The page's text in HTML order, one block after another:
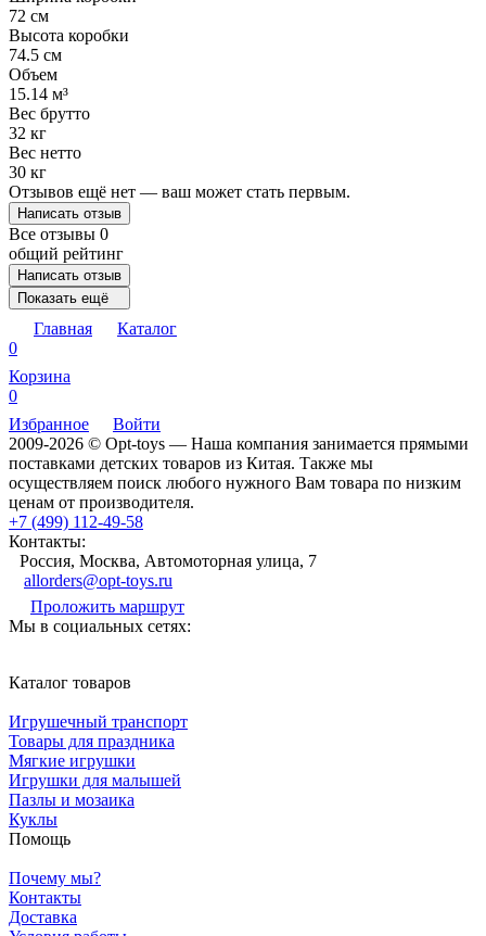
72 см
Высота коробки
74.5 см
Объем
15.14 м³
Вес брутто
32 кг
Вес нетто
30 кг
Отзывов ещё нет — ваш может стать первым.
Написать отзыв
Все отзывы 0
общий рейтинг
Написать отзыв
Показать ещё
Главная
Каталог
0
Корзина
0
Избранное
Войти
2009-2026 © Opt-toys — Наша компания занимается прямыми
поставками детских товаров из Китая. Также мы
осуществляем поиск любого нужного Вам товара по низким
ценам от производителя.
+7 (499) 112-49-58
Контакты:
Россия, Москва, Автомоторная улица, 7
allorders@opt-toys.ru
Проложить маршрут
Мы в социальных сетях:
Каталог товаров
Игрушечный транспорт
Товары для праздника
Мягкие игрушки
Игрушки для малышей
Пазлы и мозаика
Куклы
Помощь
Почему мы?
Контакты
Доставка